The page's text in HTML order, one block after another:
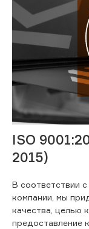
ISO
2015)
В соответствии
компании, мы
качества, целью
предоставление